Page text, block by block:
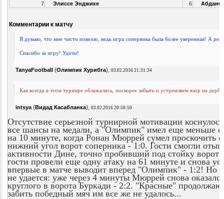
7
Элиссе Энджике 6
Комментарии к матчу
Я думаю, что мне чисто повезло, ведь игра соперника была более уверенная! А
Спасибо за игру! Удачи!
TanyaFootball(Олимпик Хурибга), 03.02.2016 21:31:34
Как всегда в этом турнире облажались, поскорее забыть и устремляем взор на
intsya(Видад Касабланка), 03.02.2016 20:50:50
Отсутствие серьезной турнирной мотивации
все шансы на медали, а "Олимпик" имел еще меньше
на 10 минуте, когда Ронан Мюррей сумел проскочить
нижний угол ворот соперника - 1:0. Гости смогли
активности Дине, точно пробивший под стойку
гости провели еще одну атаку на 61 минуте и снова
впервые в матче выводит вперед "Олимпик" - 1:2! Но
не удается: уже через 4 минуты Мюррей снова
круглого в ворота Буркади - 2:2. "Красные"
забить победный мяч им все же не удалось...